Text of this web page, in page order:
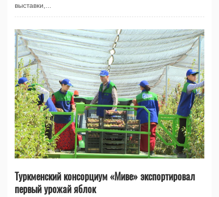
выставки,...
Туркменский консорциум «Миве» экспортировал
первый урожай яблок